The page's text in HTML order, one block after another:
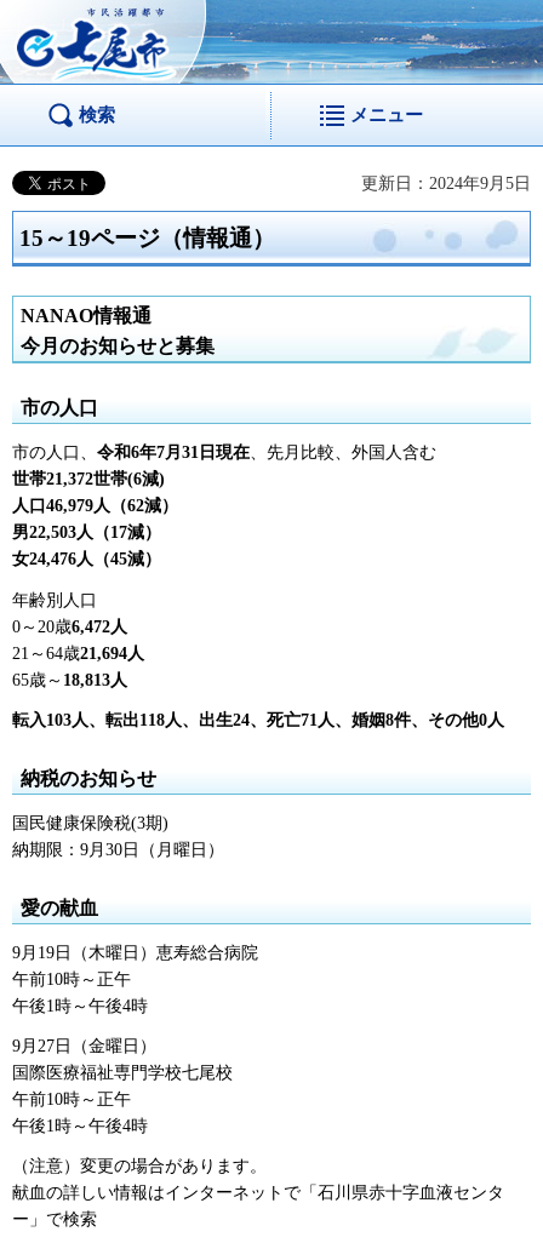
市民活躍都市 七尾
市
検索 メニュー
更新日：2024年9月5日
15～19ページ（情報通）
NANAO情報通
今月のお知らせと募集
市の人口
市の人口、 令和6年7月31日現在、先月比較、外国人含む
世帯21,372世帯(6減)
人口46,979人（62減）
男22,503人（17減）
女24,476人（45減）
年齢別人口
0～20歳6,472人
21～64歳21,694人
65歳～ 18,813人
転入103人、転出118人、出生24、死亡71 人、婚姻8件、その他0人
納税のお知らせ
国民健康保険税(3期)
納期限：9月30日（月曜日）
愛の献血
9月19日（木曜日）恵寿総合病院
午前10時～正午
午後1時～午後4時
9月27日（金曜日）
国際医療福祉専門学校七尾校
午前10時～正午
午後1時～午後4時
（注意）変更の場合があります。
献血の詳しい情報はインターネットで「石川県赤十字血液センタ
ー」で検索